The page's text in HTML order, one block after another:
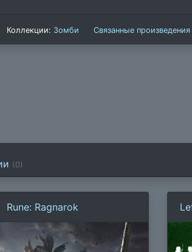
Коллекции: Зомби Связанные произведения
(0)
Rune: Ragnarok